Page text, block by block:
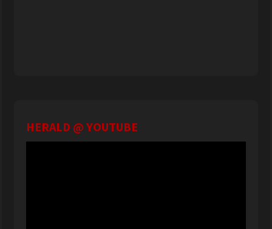
HERALD @ YOUTUBE